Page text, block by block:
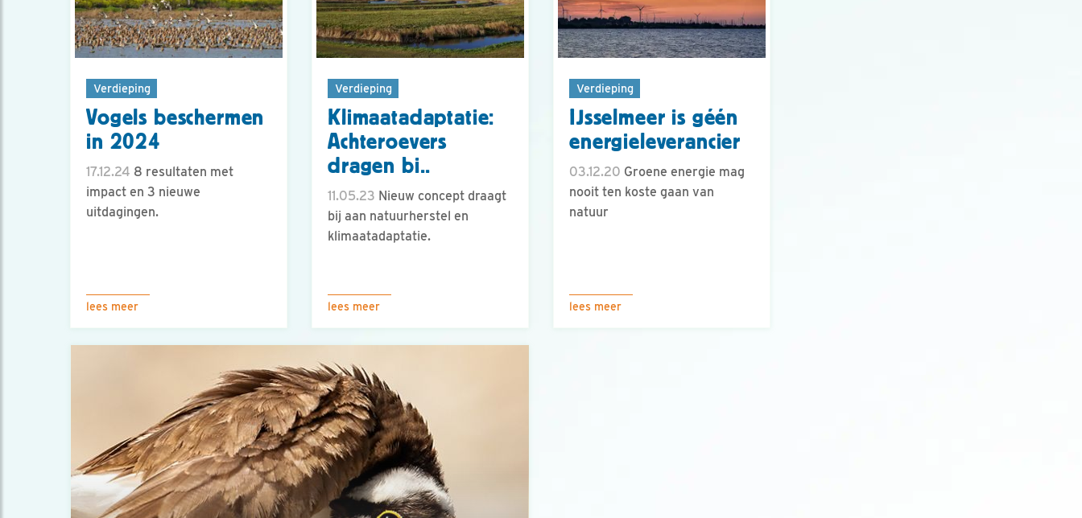
Verdieping
Vogels beschermen
in 2024
17.12.24 8 resultaten met
impact en 3 nieuwe
uitdagingen.
lees meer
Verdieping
Klimaatadaptatie:
Achteroevers
dragen bi..
11.05.23 Nieuw concept draagt
bij aan natuurherstel en
klimaatadaptatie.
lees meer
Verdieping
IJsselmeer is géén
energieleverancier
03.12.20 Groene energie mag
nooit ten koste gaan van
natuur
lees meer